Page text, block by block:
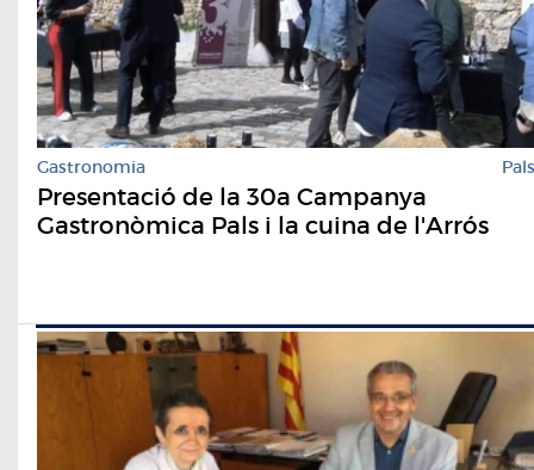
Gastronomia Pals
Presentació de la 30a Campanya
Gastronòmica Pals i la cuina de l'Arrós